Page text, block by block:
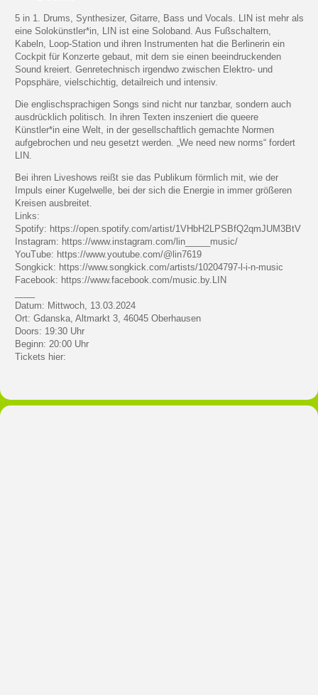
5 in 1. Drums, Synthesizer, Gitarre, Bass und Vocals. LIN ist mehr als
eine Solokünstler*in, LIN ist eine Soloband. Aus Fußschaltern,
Kabeln, Loop-Station und ihren Instrumenten hat die Berlinerin ein
Cockpit für Konzerte gebaut, mit dem sie einen beeindruckenden
Sound kreiert. Genretechnisch irgendwo zwischen Elektro- und
Popsphäre, vielschichtig, detailreich und intensiv.
Die englischsprachigen Songs sind nicht nur tanzbar, sondern auch
ausdrücklich politisch. In ihren Texten inszeniert die queere
Künstler*in eine Welt, in der gesellschaftlich gemachte Normen
aufgebrochen und neu gesetzt werden. „We need new norms“ fordert
LIN.
Bei ihren Liveshows reißt sie das Publikum förmlich mit, wie der
Impuls einer Kugelwelle, bei der sich die Energie in immer größeren
Kreisen ausbreitet.
Links:
Spotify: https://open.spotify.com/artist/1VHbH2LPSBfQ2qmJUM3BtV
Instagram: https://www.instagram.com/lin_____music/
YouTube: https://www.youtube.com/@lin7619
Songkick: https://www.songkick.com/artists/10204797-l-i-n-music
Facebook: https://www.facebook.com/music.by.LIN
Datum: Mittwoch, 13.03.2024
Ort: Gdanska, Altmarkt 3, 46045 Oberhausen
Doors: 19:30 Uhr
Beginn: 20:00 Uhr
Tickets hier: